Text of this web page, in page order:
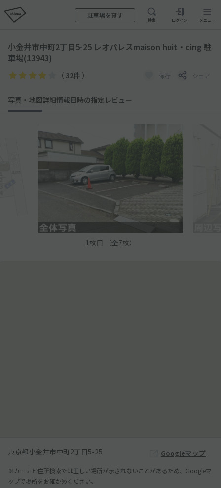
駐車場を貸す
検索 ログイン メニュー
小金井市中町2丁目5-25 レオパレスmaison huit・cing 駐
車場(13943)
（ 32件 ） 保存 シェア
写真・地図詳細情報日時の指定 レビュー
1 枚目 （全7枚）
東京都小金井市中町2丁目5-25 Googleマップ
※カーナビ住所検索では正しい場所が示されないことがあるため、Googleマ
ップで場所をお確かめください。